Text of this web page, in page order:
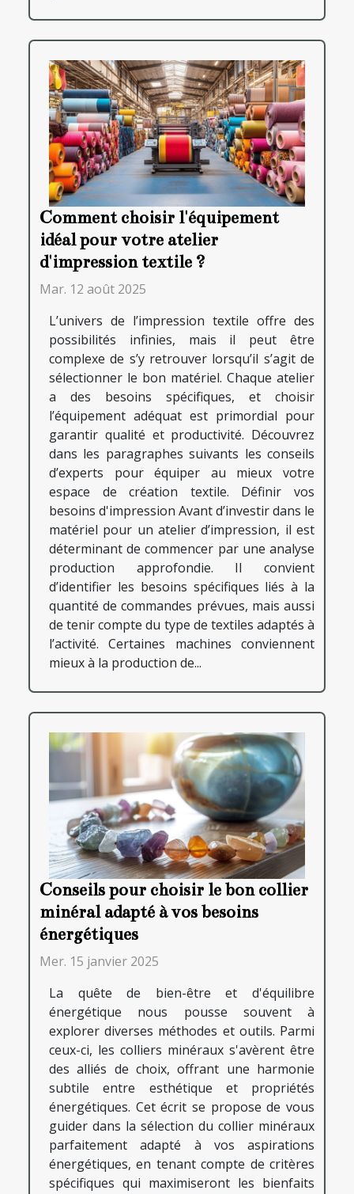
Comment choisir l'équipement
idéal pour votre atelier
d'impression textile ?
Mar. 12 août 2025
L’univers de l’impression textile offre des
possibilités infinies, mais il peut être
complexe de s’y retrouver lorsqu’il s’agit de
sélectionner le bon matériel. Chaque atelier
a des besoins spécifiques, et choisir
l’équipement adéquat est primordial pour
garantir qualité et productivité. Découvrez
dans les paragraphes suivants les conseils
d’experts pour équiper au mieux votre
espace de création textile. Définir vos
besoins d'impression Avant d’investir dans le
matériel pour un atelier d’impression, il est
déterminant de commencer par une analyse
production approfondie. Il convient
d’identifier les besoins spécifiques liés à la
quantité de commandes prévues, mais aussi
de tenir compte du type de textiles adaptés à
l’activité. Certaines machines conviennent
mieux à la production de...
Conseils pour choisir le bon collier
minéral adapté à vos besoins
énergétiques
Mer. 15 janvier 2025
La quête de bien-être et d'équilibre
énergétique nous pousse souvent à
explorer diverses méthodes et outils. Parmi
ceux-ci, les colliers minéraux s'avèrent être
des alliés de choix, offrant une harmonie
subtile entre esthétique et propriétés
énergétiques. Cet écrit se propose de vous
guider dans la sélection du collier minéraux
parfaitement adapté à vos aspirations
énergétiques, en tenant compte de critères
spécifiques qui maximiseront les bienfaits